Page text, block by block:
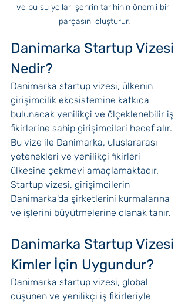
ve bu su yolları şehrin tarihinin önemli bir
parçasını oluşturur.
Danimarka Startup Vizesi
Nedir?
Danimarka startup vizesi, ülkenin
girişimcilik ekosistemine katkıda
bulunacak yenilikçi ve ölçeklenebilir iş
fikirlerine sahip girişimcileri hedef alır.
Bu vize ile Danimarka, uluslararası
yetenekleri ve yenilikçi fikirleri
ülkesine çekmeyi amaçlamaktadır.
Startup vizesi, girişimcilerin
Danimarka'da şirketlerini kurmalarına
ve işlerini büyütmelerine olanak tanır.
Danimarka Startup Vizesi
Kimler İçin Uygundur?
Danimarka startup vizesi, global
düşünen ve yenilikçi iş fikirleriyle